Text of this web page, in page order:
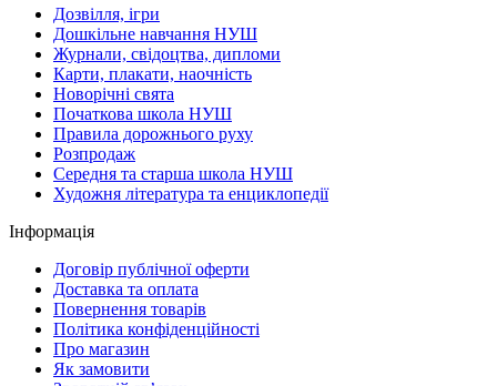
Дозвілля, ігри
Дошкільне навчання НУШ
Журнали, свідоцтва, дипломи
Карти, плакати, наочність
Новорічні свята
Початкова школа НУШ
Правила дорожнього руху
Розпродаж
Середня та старша школа НУШ
Художня література та енциклопедії
Інформація
Договір публічної оферти
Доставка та оплата
Повернення товарів
Політика конфіденційності
Про магазин
Як замовити